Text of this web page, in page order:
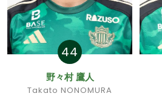
44
野々村 鷹人
Takato NONOMURA